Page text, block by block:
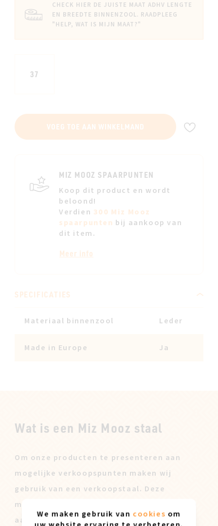
CHECK HIER DE JUISTE MAAT ADHV LENGTE
EN BREEDTE BINNENZOOL. RAADPLEEG
"HELP, WAT IS MIJN MAAT?"
37
VOEG TOE AAN WINKELMAND
MIZ MOOZ SPAARPUNTEN
Koop dit product en wordt
beloond!
Verdien 300 Miz Mooz
spaarpunten bij aankoop van
dit item.
Meer info
SPECIFICATIES
Materiaal binnenzool Leder
Made in Europe Ja
Wat is een Miz Mooz staal
Om onze producten te presenteren aan
mogelijke verkoopspunten maken wij
gebruik van een verkoopstaal. Deze
modellen worden dan ook achteraf te koop
aangeboden tegen een lagere prijs.
We maken gebruik van cookies om